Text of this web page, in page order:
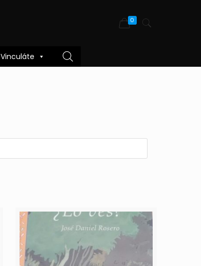
Vinculáte
0